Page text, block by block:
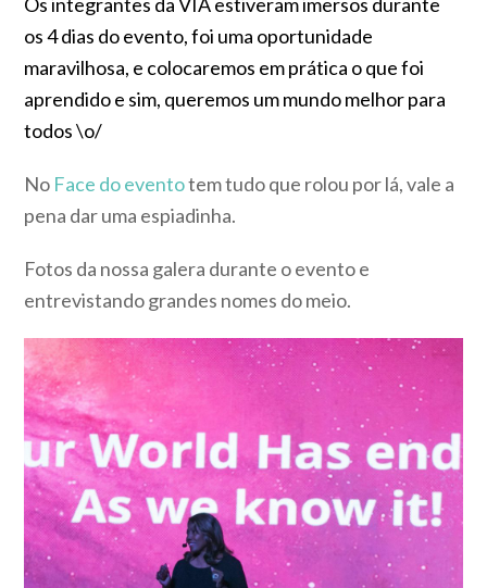
os 4 dias do evento, foi uma oportunidade
maravilhosa, e colocaremos em prática o que foi
aprendido e sim, queremos um mundo melhor para
todos \o/
No Face do eventotem tudo que rolou por lá, vale a
pena dar uma espiadinha.
Fotos da nossa galera durante o evento e
entrevistando grandes nomes do meio.